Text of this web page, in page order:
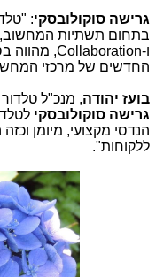
גרישה סוקולובסקי:
בתחום תשתיות
ו-Collaboration, מהווה
החדשים של מרכזי
בועז יהודה, מנכ"ל
גרישה סוקולובסקי
הנדסי מקצועי, מיומן
ללקוחות".